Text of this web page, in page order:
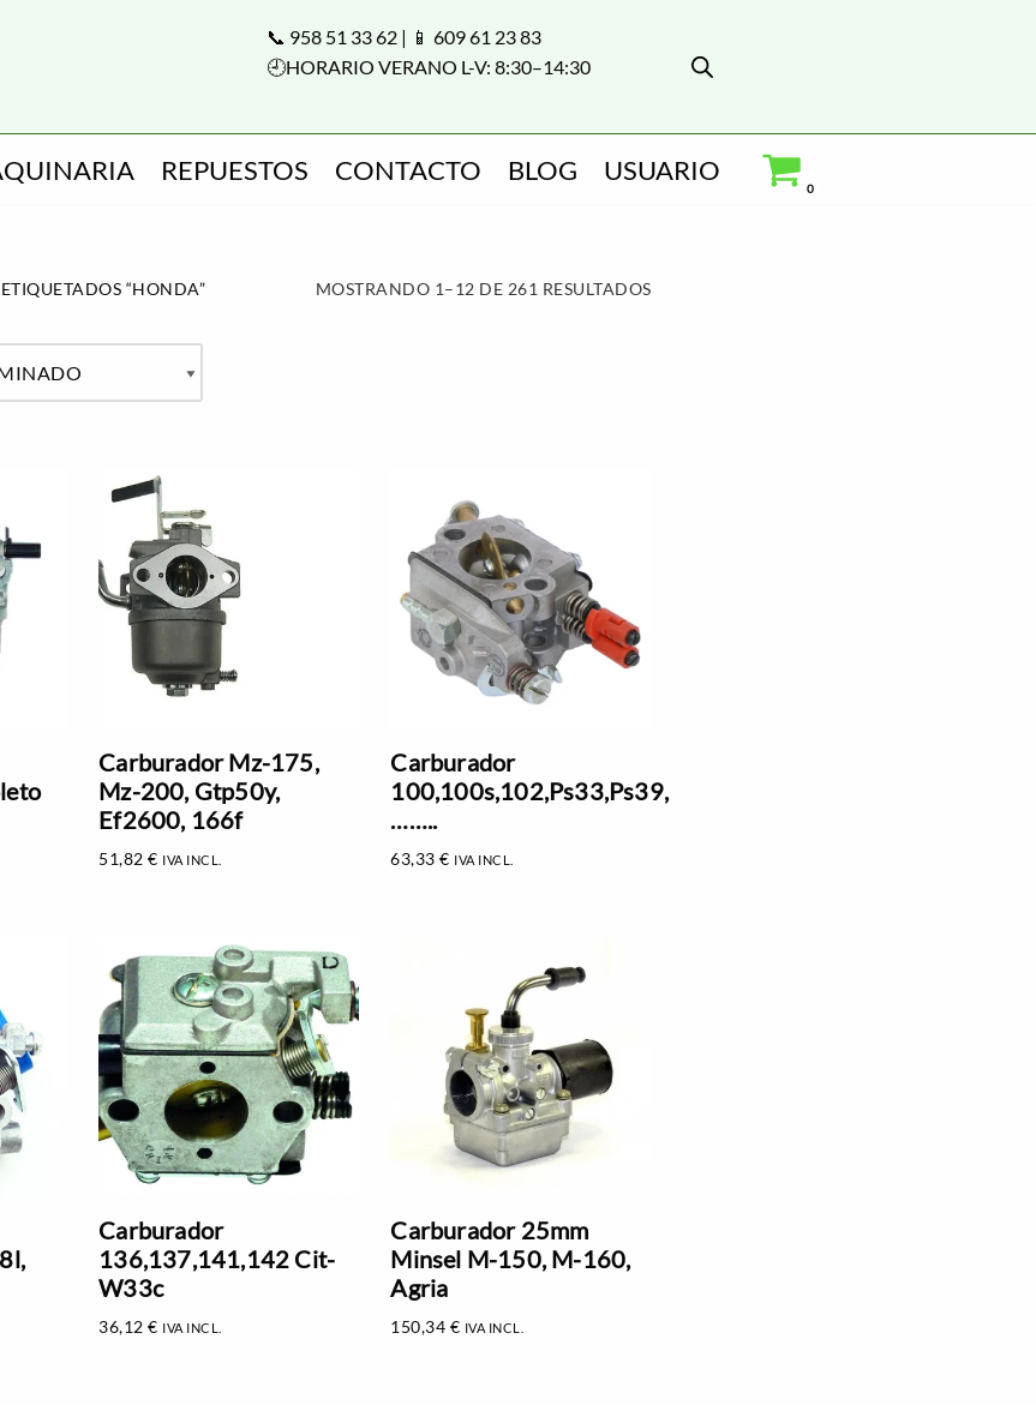
📞 958 51 33 62 | 📱 609 61 23 83
🕘HORARIO VERANO L-V: 8:30–14:30
REPUESTOS CONTACTO BLOG USUARIO
0
“HONDA” MOSTRANDO 1–12 DE 261 RESULTADOS
Carburador Mz-175,
Mz-200, Gtp50y,
Ef2600, 166f
51,82€ IVA INCL.
Carburador
100,100s,102,Ps33,Ps39,
……..
63,33€ IVA INCL.
Carburador
136,137,141,142 Cit-
W33c
36,12€ IVA INCL.
Carburador 25mm
Minsel M-150, M-160,
Agria
150,34 € IVA INCL.